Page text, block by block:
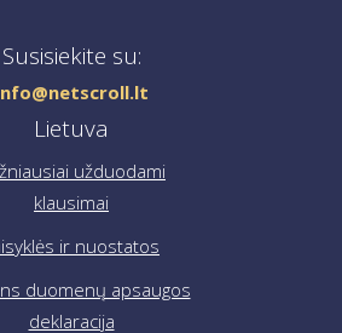
Susisiekite su:
Lietuva
užduodami
klausimai
ir nuostatos
duomenų apsaugos
deklaracija